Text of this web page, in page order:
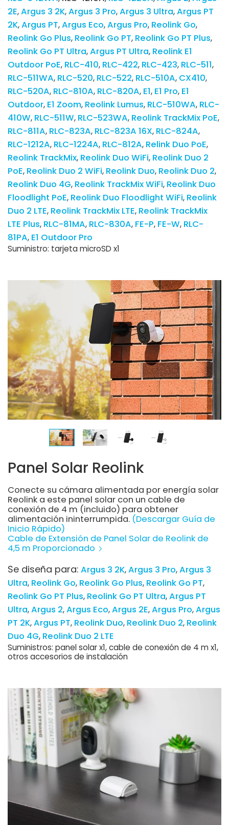
2E Argus 3 2K Argus 3 Pro Argus 3 Ultra Argus PT
2K Argus PT Argus Eco Argus Pro Reolink Go
Reolink Go Plus Reolink Go PT Reolink Go PT Plus
Reolink Go PT Ultra Argus PT Ultra Reolink E1
Outdoor PoE RLC-410 RLC-422 RLC-423 RLC-511
RLC-511WA RLC-520 RLC-522 RLC-510A CX410
RLC-520A RLC-810A RLC-820A E1 E1 Pro E1
Outdoor E1 Zoom Reolink Lumus RLC-510WA RLC-
410W RLC-511W RLC-523WA Reolink TrackMix PoE
RLC-811A RLC-823A RLC-823A 16X RLC-824A
RLC-1212A RLC-1224A RLC-812A Relink Duo PoE
Reolink TrackMix Reolink Duo WiFi Reolink Duo 2
PoE Reolink Duo 2 WiFi Reolink Duo Reolink Duo 2
Reolink Duo 4G Reolink TrackMix WiFi Reolink Duo
Floodlight PoE Reolink Duo Floodlight WiFi Reolink
Duo 2 LTE Reolink TrackMix LTE Reolink TrackMix
LTE Plus RLC-81MA RLC-830A FE-P FE-W RLC-
81PA E1 Outdoor Pro
Suministro: tarjeta microSD x1
Panel Solar Reolink
Conecte su cámara alimentada por energía solar
Reolink a este panel solar con un cable de
conexión de 4 m (incluido) para obtener
alimentación ininterrumpida. (Descargar Guía de
Inicio Rápido)
Cable de Extensión de Panel Solar de Reolink de
4,5 m Proporcionado
Se diseña para: Argus 3 2K Argus 3 Pro Argus 3
Ultra Reolink Go Reolink Go Plus Reolink Go PT
Reolink Go PT Plus Reolink Go PT Ultra Argus PT
Ultra Argus 2 Argus Eco Argus 2E Argus Pro Argus
PT 2K Argus PT Reolink Duo Reolink Duo 2 Reolink
Duo 4G Reolink Duo 2 LTE
Suministros: panel solar x1, cable de conexión de 4 m x1,
otros accesorios de instalación